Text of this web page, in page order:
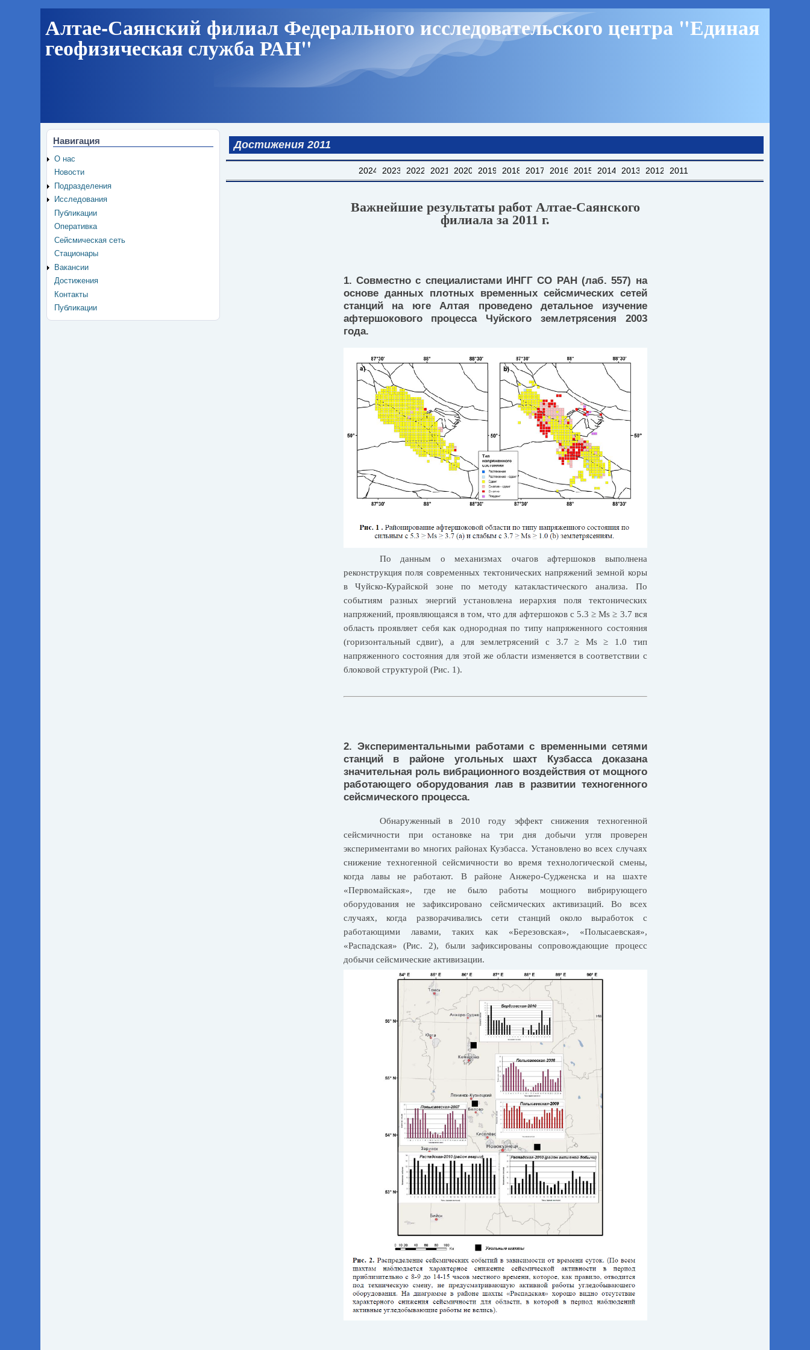
содержанию
Алтае-Саянский филиал Федерального исследовательского центра "Единая
геофизическая служба РАН"
Достижения 2011
2024 2023 2022 2021 2020 2019 2018 2017 2016 2015 2014 2013 2012 2011
Важнейшие результаты работ Алтае-Саянского
филиала за 2011 г.
1. Совместно с специалистами ИНГГ СО РАН (лаб. 557) на
основе данных плотных временных сейсмических сетей
станций на юге Алтая проведено детальное изучение
афтершокового процесса Чуйского землетрясения 2003
года.
По данным о механизмах очагов афтершоков выполнена
реконструкция поля современных тектонических напряжений земной коры
в Чуйско-Курайской зоне по методу катакластического анализа. По
событиям разных энергий установлена иерархия поля тектонических
напряжений, проявляющаяся в том, что для афтершоков с 5.3 ≥ Ms ≥ 3.7 вся
область проявляет себя как однородная по типу напряженного состояния
(горизонтальный сдвиг), а для землетрясений с 3.7 ≥ Ms ≥ 1.0 тип
напряженного состояния для этой же области изменяется в соответствии с
блоковой структурой (Рис. 1).
2. Экспериментальными работами с временными сетями
станций в районе угольных шахт Кузбасса доказана
значительная роль вибрационного воздействия от мощного
работающего оборудования лав в развитии техногенного
сейсмического процесса.
Обнаруженный в 2010 году эффект снижения техногенной
сейсмичности при остановке на три дня добычи угля проверен
экспериментами во многих районах Кузбасса. Установлено во всех случаях
снижение техногенной сейсмичности во время технологической смены,
когда лавы не работают. В районе Анжеро-Судженска и на шахте
«Первомайская», где не было работы мощного вибрирующего
оборудования не зафиксировано сейсмических активизаций. Во всех
случаях, когда разворачивались сети станций около выработок с
работающими лавами, таких как «Березовская», «Полысаевская»,
«Распадская» (Рис. 2), были зафиксированы сопровождающие процесс
добычи сейсмические активизации.
Навигация
О нас
Новости
Подразделения
Исследования
Публикации
Оперативка
Сейсмическая сеть
Стационары
Вакансии
Достижения
Контакты
Публикации